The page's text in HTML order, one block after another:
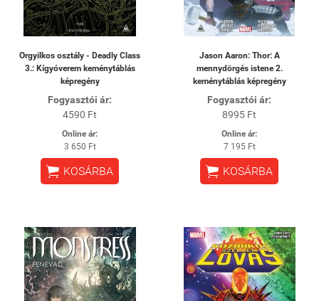
Orgyilkos osztály - Deadly Class
3.: Kígyóverem keménytáblás
képregény
Fogyasztói ár:
4590 Ft
Online ár:
3 650 Ft
 KOSÁRBA
Jason Aaron: Thor: A
mennydörgés istene 2.
keménytáblás képregény
Fogyasztói ár:
8995 Ft
Online ár:
7 195 Ft
 KOSÁRBA